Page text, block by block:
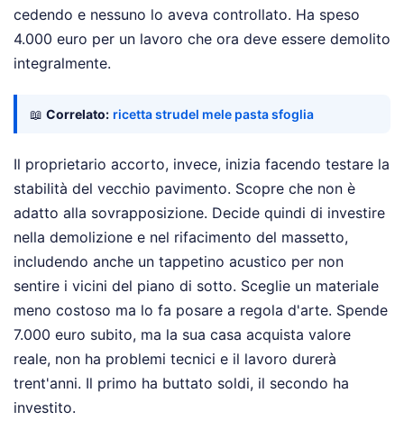
cedendo e nessuno lo aveva controllato. Ha speso
4.000 euro per un lavoro che ora deve essere demolito
integralmente.
📖 Correlato: ricetta strudel mele pasta sfoglia
Il proprietario accorto, invece, inizia facendo testare la
stabilità del vecchio pavimento. Scopre che non è
adatto alla sovrapposizione. Decide quindi di investire
nella demolizione e nel rifacimento del massetto,
includendo anche un tappetino acustico per non
sentire i vicini del piano di sotto. Sceglie un materiale
meno costoso ma lo fa posare a regola d'arte. Spende
7.000 euro subito, ma la sua casa acquista valore
reale, non ha problemi tecnici e il lavoro durerà
trent'anni. Il primo ha buttato soldi, il secondo ha
investito.